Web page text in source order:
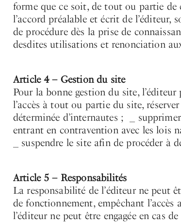
forme que ce soit, de tout ou partie de
l’accord préalable et écrit de l’éditeur,
de procédure dès la prise de
desdites utilisations et renonciation
Article 4 – Gestion du site
Pour la bonne gestion du site,
l’accès à tout ou partie du site,
déterminée d’internautes ; _
entrant en contravention avec les lois
_ suspendre le site afin de procéder à
Article 5 – Responsabilités
La responsabilité de l’éditeur ne peut
de fonctionnement, empêchant
l’éditeur ne peut être engagée en cas